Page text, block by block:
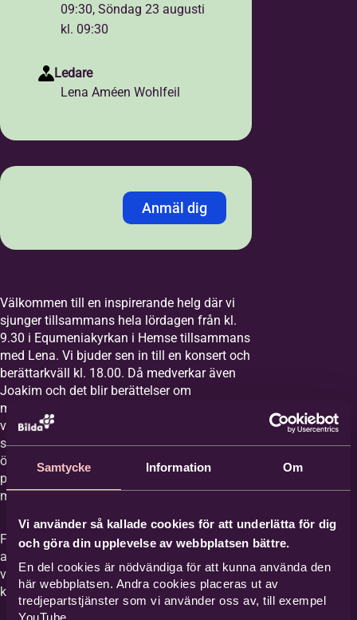
Samtycke Information Om
Vi använder så kallade cookies för att underlätta för dig
och göra din upplevelse av webbplatsen bättre.
En del cookies är nödvändiga för att kunna använda den
här webbplatsen. Andra cookies placeras ut av
tredjepartstjänster som vi använder oss av, till exempel
YouTube.
09:30, Söndag 23 augusti
kl. 09:30
Ledare
Lena Améen Wohlfeil
Anmäl dig
Personnummer
Personnummer /
Samordningsnummer *
Förnamn
Efternamn*
E-post
Välkommen till en inspirerande helg där vi
sjunger tillsammans hela lördagen från kl.
9.30 i Equmeniakyrkan i Hemse tillsammans
med Lena. Vi bjuder sen in till en konsert och
berättarkväll kl. 18.00. Då medverkar även
Joakim och det blir berättelser om
människor i konfliktdrabbade områden i
världen samt visor som andas hopp i en
svårnavigerad tid. På söndagen blir det
övning från kl. 9.30 och sen en gudstjänst
på Snäckan kl. 11.00 då Lena och Joakim
medverkar samt projektkören.
För att delta på kördagen så vill vi att du
anmäler dig här. Dagen är kostnadsfri men
vi behöver veta hur många vi blir för att
kunna planera på bästa sätt.